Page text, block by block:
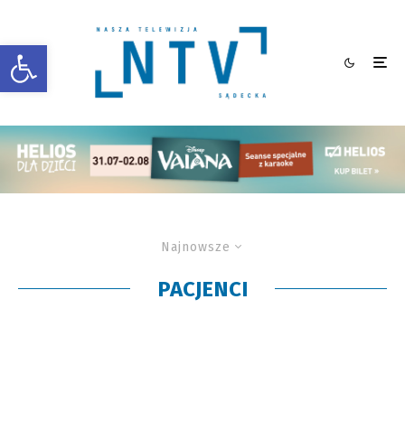
Otwórz pasek narzędzi
Najnowsze
PACJENCI